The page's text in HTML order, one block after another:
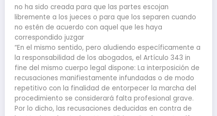
no ha sido creada para que las partes escojan
libremente a los jueces o para que los separen cuando
no estén de acuerdo con aquel que les haya
correspondido juzgar
“En el mismo sentido, pero aludiendo específicamente a
la responsabilidad de los abogados, el Artículo 343 in
fine del mismo cuerpo legal dispone: La interposición de
recusaciones manifiestamente infundadas o de modo
repetitivo con la finalidad de entorpecer la marcha del
procedimiento se considerará falta profesional grave.
Por lo dicho, las recusaciones deducidas en contra de